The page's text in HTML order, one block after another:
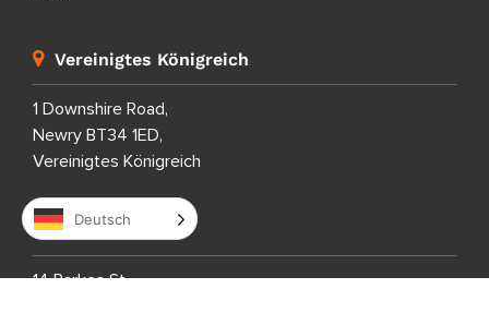
Vereinigtes Königreich
1 Downshire Road,
Newry BT34 1ED,
Vereinigtes Königreich
Australien
14 Parkes St,
Deutsch